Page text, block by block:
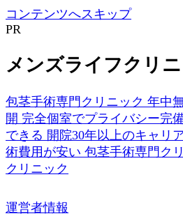
コンテンツへスキップ
PR
メンズライフクリ
包茎手術専門クリニック 年中
開 完全個室でプライバシー完
できる 開院30年以上のキャリ
術費用が安い 包茎手術専門ク
クリニック
運営者情報